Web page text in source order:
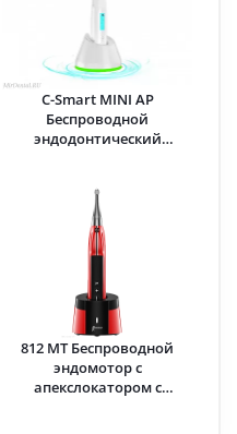
C-Smart MINI AP
Беспроводной
эндодонтический
(Китай)
812 MT Беспроводной
эндомотор с
апекслокатором с